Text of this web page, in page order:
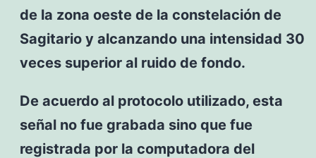
de la zona oeste de la constelación de
Sagitario y alcanzando una intensidad 30
veces superior al ruido de fondo.
De acuerdo al protocolo utilizado, esta
señal no fue grabada sino que fue
registrada por la computadora del